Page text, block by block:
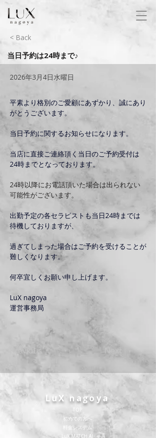
< Back
当日予約は24時まで♪
2026年3月4日水曜日
平素より格別のご愛顧にあずかり、誠にあり
がとうございます。
当日予約に関するお知らせになります。
当店に直接ご連絡頂く当日のご予約受付は
24時までとなっております。
24時以降にお電話頂いた場合は出られない
可能性がございます。
出勤予定の各セラピストも当日24時までは
待機しておりますが、
過ぎてしまった場合はご予約を受けることが
難しくなります。
何卒宜しくお願い申し上げます。
LuX nagoya
運営事務局
Previous Next
LuX nagoya
TOP
​初めての方へ
​料金システム
​LuX MATCH AI